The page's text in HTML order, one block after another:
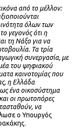
από το μέλλον:
όλων των
γεγονός ότι η
τη Νάξο για να
Τα τρία
συνεργασία, με
του ψηφιακού
καινοτομίας που
η Ελλάδα
ως ένα οικοσύστημα
οι πρωτοπόρες
να
ο Υπουργός